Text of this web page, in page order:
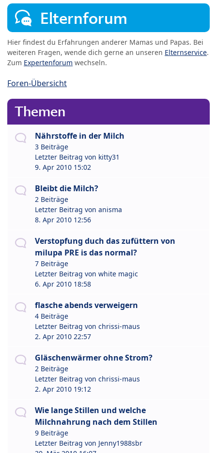
Elternforum
Hier findest du Erfahrungen anderer Mamas und Papas. Bei
weiteren Fragen, wende dich gerne an unseren Elternservice.
Zum Expertenforum wechseln.
Foren-Übersicht
Themen
Nährstoffe in der Milch
3 Beiträge
Letzter Beitrag von kitty31
9. Apr 2010 15:02
Bleibt die Milch?
2 Beiträge
Letzter Beitrag von anisma
8. Apr 2010 12:56
Verstopfung duch das zufüttern von
milupa PRE is das normal?
7 Beiträge
Letzter Beitrag von white magic
6. Apr 2010 18:58
flasche abends verweigern
4 Beiträge
Letzter Beitrag von chrissi-maus
2. Apr 2010 22:57
Gläschenwärmer ohne Strom?
2 Beiträge
Letzter Beitrag von chrissi-maus
2. Apr 2010 19:12
Wie lange Stillen und welche
Milchnahrung nach dem Stillen
9 Beiträge
Letzter Beitrag von Jenny1988sbr